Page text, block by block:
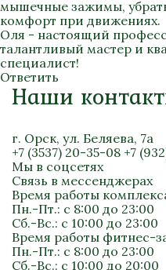
мышечные зажимы,
комфорт при движениях.
Оля - настоящий
талантливый мастер и
специалист!
Ответить
Наши
г. Орск, ул. Беляева, 7а
+7 (3537) 20-35-08 +7
Мы в соцсетях
Связь в мессенджерах
Время работы
Пн.-Пт.: с 8:00 до 23:00
Сб.-Вс.: с 10:00 до 23:00
Время работы фитнес-
Пн.-Пт.: с 8:00 до 23:00
Сб.-Вс.: с 10:00 до 20:00